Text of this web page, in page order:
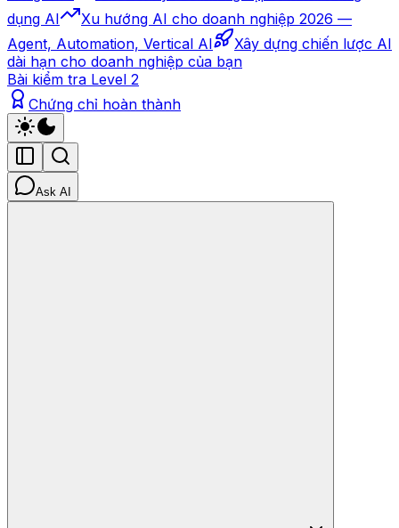
dụng AI
Xu hướng AI cho doanh nghiệp 2026 —
Agent, Automation, Vertical AI
Xây dựng chiến lược AI
dài hạn cho doanh nghiệp của bạn
Bài kiểm tra Level 2
Chứng chỉ hoàn thành
Ask AI